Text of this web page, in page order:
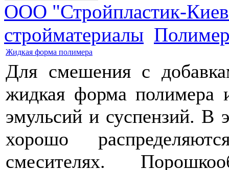
ООО "Стройпластик-
стройматериалы
Жидкая форма полимера
Для смешения с
жидкая форма полимера
эмульсий и суспензий. В
хорошо
смесителях.